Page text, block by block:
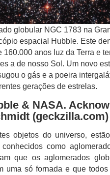
globular NGC 1783 na
espacial Hubble. Este
anos luz da Terra e
a de nosso Sol. Um novo
o gás e a poeira
gerações de estrelas.
& NASA.
(geckzilla.com)
objetos do universo,
como
que os aglomerados
uma só fornada e que